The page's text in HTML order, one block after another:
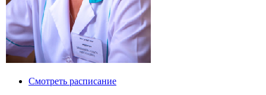
Смотреть расписание